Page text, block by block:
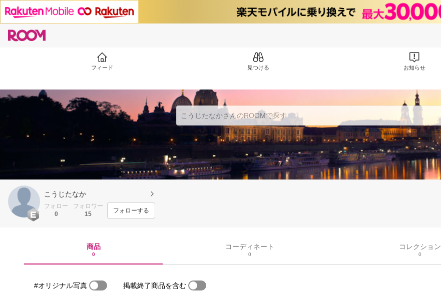
フィード 見つける お知らせ
こうじたなか
フォロー
0
フォロワー
15
フォローする
商品
0
コーディネート
0
コレクション
0
#オリジナル写真 掲載終了商品を含む